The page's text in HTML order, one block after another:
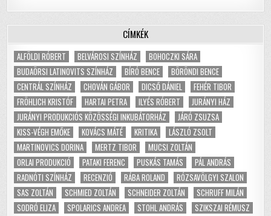
CÍMKÉK
ALFÖLDI RÓBERT BELVÁROSI SZÍNHÁZ
BOHOCZKI SÁRA
BUDAÖRSI LATINOVITS SZÍNHÁZ
BÍRÓ BENCE
BÖRÖNDI BENCE
CENTRÁL SZÍNHÁZ
CHOVÁN GÁBOR DICSŐ DÁNIEL
FEHÉR TIBOR
FRÖHLICH KRISTÓF
HARTAI PETRA ILYÉS RÓBERT
JURÁNYI HÁZ
JURÁNYI PRODUKCIÓS KÖZÖSSÉGI INKUBÁTORHÁZ
JÁRÓ ZSUZSA
KISS-VÉGH EMŐKE
KOVÁCS MÁTÉ KRITIKA
LÁSZLÓ ZSOLT
MARTINOVICS DORINA
MERTZ TIBOR
MUCSI ZOLTÁN
ORLAI PRODUKCIÓ
PATAKI FERENC PUSKÁS TAMÁS
PÁL ANDRÁS
RADNÓTI SZÍNHÁZ
RECENZIÓ RÁBA ROLAND
RÓZSAVÖLGYI SZALON
SAS ZOLTÁN
SCHMIED ZOLTÁN SCHNEIDER ZOLTÁN
SCHRUFF MILÁN
SODRÓ ELIZA
SPOLARICS ANDREA STOHL ANDRÁS SZIKSZAI RÉMUSZ